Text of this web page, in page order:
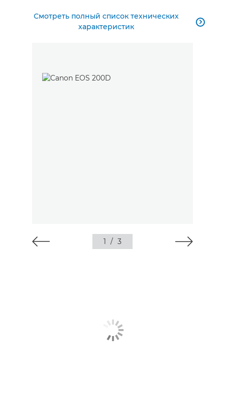
Смотреть полный список технических
характеристик

1 / 3